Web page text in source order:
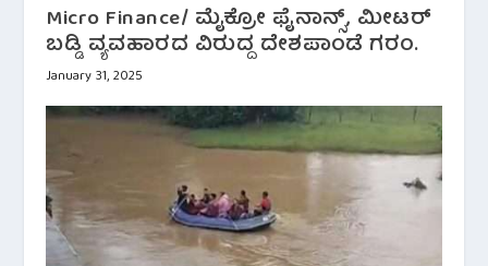
Micro Finance/ ಮೈಕ್ರೋ ಫೈನಾನ್ಸ್, ಮೀಟರ್
ಬಡ್ಡಿ ವ್ಯವಹಾರದ ವಿರುದ್ದ ದೇಶಪಾಂಡೆ ಗರಂ.
January 31, 2025